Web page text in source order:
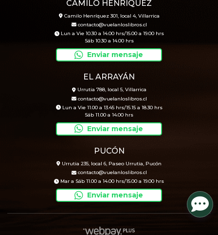
CAMILO HENRÍQUEZ
Camilo Henríquez 301, local 4, Villarrica
contacto@vuelanloslibros.cl
Lun a Vie 10.30 a 14.00 hrs/15.00 a 19.00 hrs
Sáb 10.30 a 14.00 hrs
Enviar mensaje
EL ARRAYÁN
Urrutia 788, local 5, Villarrica
contacto@vuelanloslibros.cl
Lun a Vie 11.00 a 13.45 hrs/15.15 a 18.30 hrs
Sáb 11.00 a 14.00 hrs
Enviar mensaje
PUCÓN
Urrutia 235, local 6, Paseo Urrutia, Pucón
contacto@vuelanloslibros.cl
Mar a Sáb 11.00 a 14.00 hrs/15.00 a 19.00 hrs
Enviar mensaje